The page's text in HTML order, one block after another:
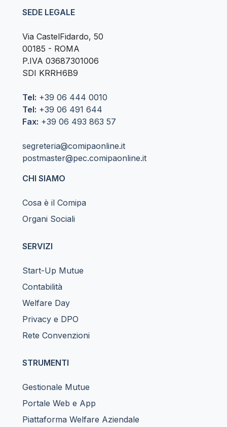
SEDE LEGALE
Via CastelFidardo, 50
00185 - ROMA
P.IVA 03687301006
SDI KRRH6B9
Tel: +39 06 444 0010
Tel: +39 06 491 644
Fax: +39 06 493 863 57
segreteria@comipaonline.it
postmaster@pec.comipaonline.it
CHI SIAMO
Cosa è il Comipa
Organi Sociali
SERVIZI
Start-Up Mutue
Contabilità
Welfare Day
Privacy e DPO
Rete Convenzioni
STRUMENTI
Gestionale Mutue
Portale Web e App
Piattaforma Welfare Aziendale